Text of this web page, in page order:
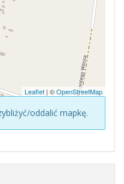
Leaflet | ©OpenStreetMap
oddalić mapkę.